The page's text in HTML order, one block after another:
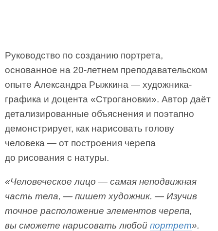
Руководство по созданию портрета,
основанное на 20-летнем преподавательском
опыте Александра Рыжкина — художника-
графика и доцента «Строгановки». Автор даёт
детализированные объяснения и поэтапно
демонстрирует, как нарисовать голову
человека — от построения черепа
до рисования с натуры.
«Человеческое лицо — самая неподвижная
часть тела, — пишет художник. — Изучив
точное расположение элементов черепа,
вы сможете нарисовать любой портрет».